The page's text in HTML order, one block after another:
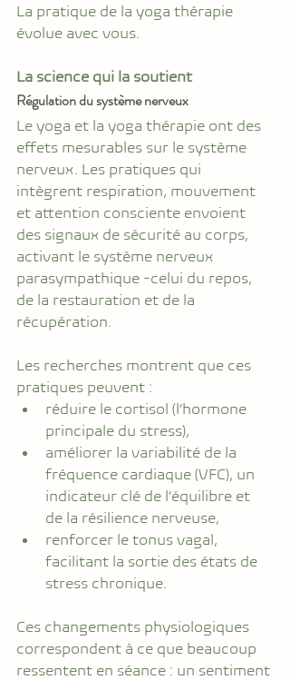
La pratique de la yoga thérapie
évolue avec vous.
La science qui la soutient
Régulation du système nerveux
Le yoga et la yoga thérapie ont des
effets mesurables sur le système
nerveux. Les pratiques qui
intègrent respiration, mouvement
et attention consciente envoient
des signaux de sécurité au corps,
activant le système nerveux
parasympathique -celui du repos,
de la restauration et de la
récupération.
Les recherches montrent que ces
pratiques peuvent :
réduire le cortisol (l’hormone
principale du stress),
améliorer la variabilité de la
fréquence cardiaque (VFC), un
indicateur clé de l’équilibre et
de la résilience nerveuse,
renforcer le tonus vagal,
facilitant la sortie des états de
stress chronique.
Ces changements physiologiques
correspondent à ce que beaucoup
ressentent en séance : un sentiment